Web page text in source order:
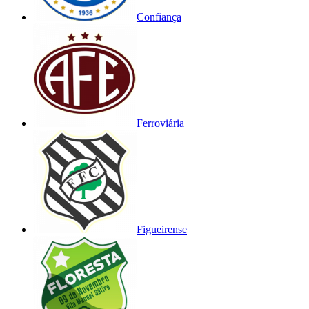
Confiança
Ferroviária
Figueirense